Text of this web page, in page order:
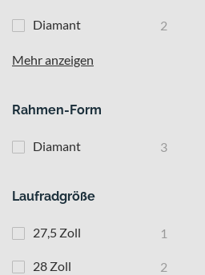
Diamant 2
Mehr anzeigen
Rahmen-Form
Diamant 3
Laufradgröße
27,5 Zoll 1
28 Zoll 2